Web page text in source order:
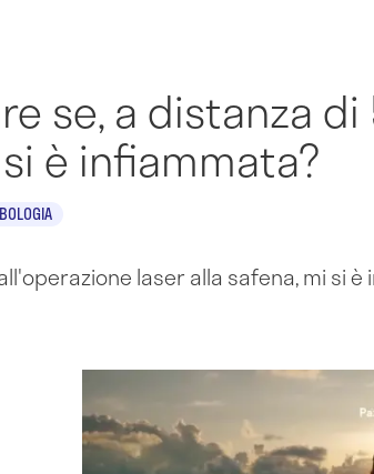
se, a distanza
è infiammata?
laser alla safena, mi si